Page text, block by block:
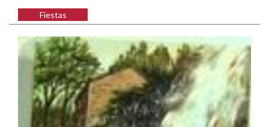
Fiestas